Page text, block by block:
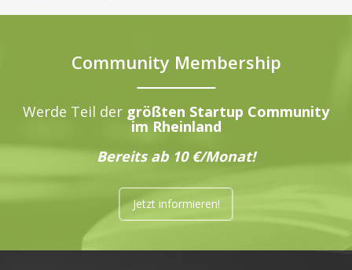
Community Membership
Werde Teil der größten Startup Community
im Rheinland
Bereits ab 10 €/Monat!
Jetzt informieren!